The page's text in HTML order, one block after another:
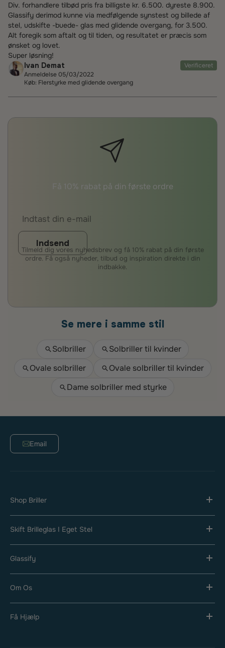
Div. forhandlere tilbød pris fra billigste kr. 6.500. dyreste 8.900.
Glassify derimod kunne via medfølgende synstest og billede af
stel, udskifte -buede- glas med glidende overgang, for 3.500.
Alt foregik som aftalt og til tiden, og resultatet er præcis som
ønsket og lovet.
Super løsning!
Ivan Demat
Verificeret
Anmeldelse 05/03/2022
Køb: Flerstyrke med glidende overgang
Få 10% rabat på din første ordre
Indsend
Tilmeld dig vores nyhedsbrev og få 10% rabat på din første
ordre. Få også nyheder, tilbud og inspiration direkte i din
indbakke.
Se mere i samme stil
Solbriller
Solbriller til kvinder
Ovale solbriller
Ovale solbriller til kvinder
Dame solbriller med styrke
Email
Shop Briller
Skift Brilleglas I Eget Stel
Glassify
Om Os
Få Hjælp